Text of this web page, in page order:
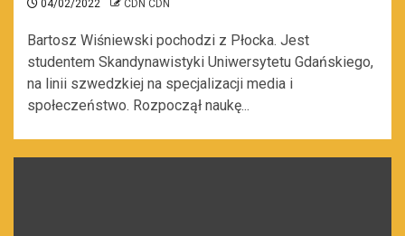
04/02/2022 CDN CDN
Bartosz Wiśniewski pochodzi z Płocka. Jest
studentem Skandynawistyki Uniwersytetu Gdańskiego,
na linii szwedzkiej na specjalizacji media i
społeczeństwo. Rozpoczął naukę...